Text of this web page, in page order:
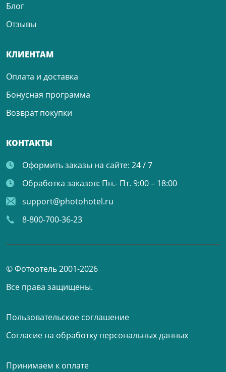
Блог
Отзывы
КЛИЕНТАМ
Оплата и доставка
Бонусная программа
Возврат покупки
КОНТАКТЫ
Оформить заказы на сайте: 24 / 7
Обработка заказов: Пн.- Пт. 9:00 – 18:00
support@photohotel.ru
8-800-700-36-23
© Фотоотель 2001-2026
Все права защищены.
Пользовательское соглашение
Согласие на обработку персональных данных
Принимаем к оплате